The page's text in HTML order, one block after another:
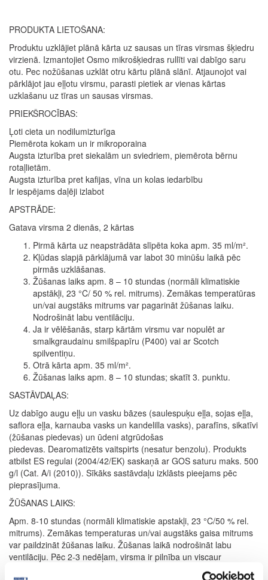
PRODUKTA LIETOŠANA:
Produktu uzklājiet plānā kārta uz sausas un tīras virsmas šķiedru
virzienā. Izmantojiet Osmo mikrošķiedras rullīti vai dabīgo saru
otu. Pec nožūšanas uzklāt otru kārtu plānā slānī. Atjaunojot vai
pārklājot jau eļļotu virsmu, parasti pietiek ar vienas kārtas
uzklašanu uz tīras un sausas virsmas.
PRIEKŠROCĪBAS:
Ļoti cieta un nodilumizturīga
Piemērota kokam un ir mikroporaina
Augsta izturība pret siekalām un sviedriem, piemērota bērnu
rotaļlietām.
Augsta izturība pret kafijas, vīna un kolas iedarbību
Ir iespējams daļēji izlabot
APSTRĀDE:
Gatava virsma 2 dienās, 2 kārtas
Pirmā kārta uz neapstrādāta slīpēta koka apm. 35 ml/m².
Kļūdas slapjā pārklājumā var labot 30 minūšu laikā pēc
pirmās uzklāšanas.
Žūšanas laiks apm. 8 – 10 stundas (normāli klimatiskie
apstākļi, 23 °C/ 50 % rel. mitrums). Zemākas temperatūras
un/vai augstāks mitrums var pagarināt žūšanas laiku.
Nodrošināt labu ventilāciju.
Ja ir vēlēšanās, starp kārtām virsmu var nopulēt ar
smalkgraudainu smilšpapīru (P400) vai ar Scotch
spilventiņu.
Otrā kārta apm. 35 ml/m².
Žūšanas laiks apm. 8 – 10 stundas; skatīt 3. punktu.
SASTĀVDAĻAS:
Uz dabīgo augu eļļu un vasku bāzes (saulespuķu eļļa, sojas eļļa,
saflora eļļa, karnauba vasks un kandelilla vasks), parafīns, sikatīvi
(žūšanas piedevas) un ūdeni atgrūdošas
piedevas. Dearomatizēts vaitspirts (nesatur benzolu). Produkts
atbilst ES regulai (2004/42/EK) saskaņā ar GOS saturu maks. 500
g/l (Cat. A/i (2010)). Sīkāks sastāvdaļu izklāsts pieejams pēc
pieprasījuma.
ŽŪŠANAS LAIKS:
Apm. 8-10 stundas (normāli klimatiskie apstakļi, 23 °C/50 % rel.
mitrums). Zemākas temperaturas un/vai augstāks gaisa mitrums
var paildzināt žūšanas laiku. Žūšanas laikā nodrošināt labu
ventilāciju. Pēc 2-3 nedēļam, virsma ir pilnība un viscaur